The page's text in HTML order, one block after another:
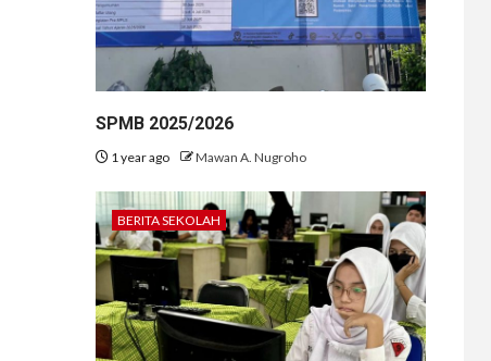
SPMB 2025/2026
1 year ago Mawan A. Nugroho
BERITA SEKOLAH